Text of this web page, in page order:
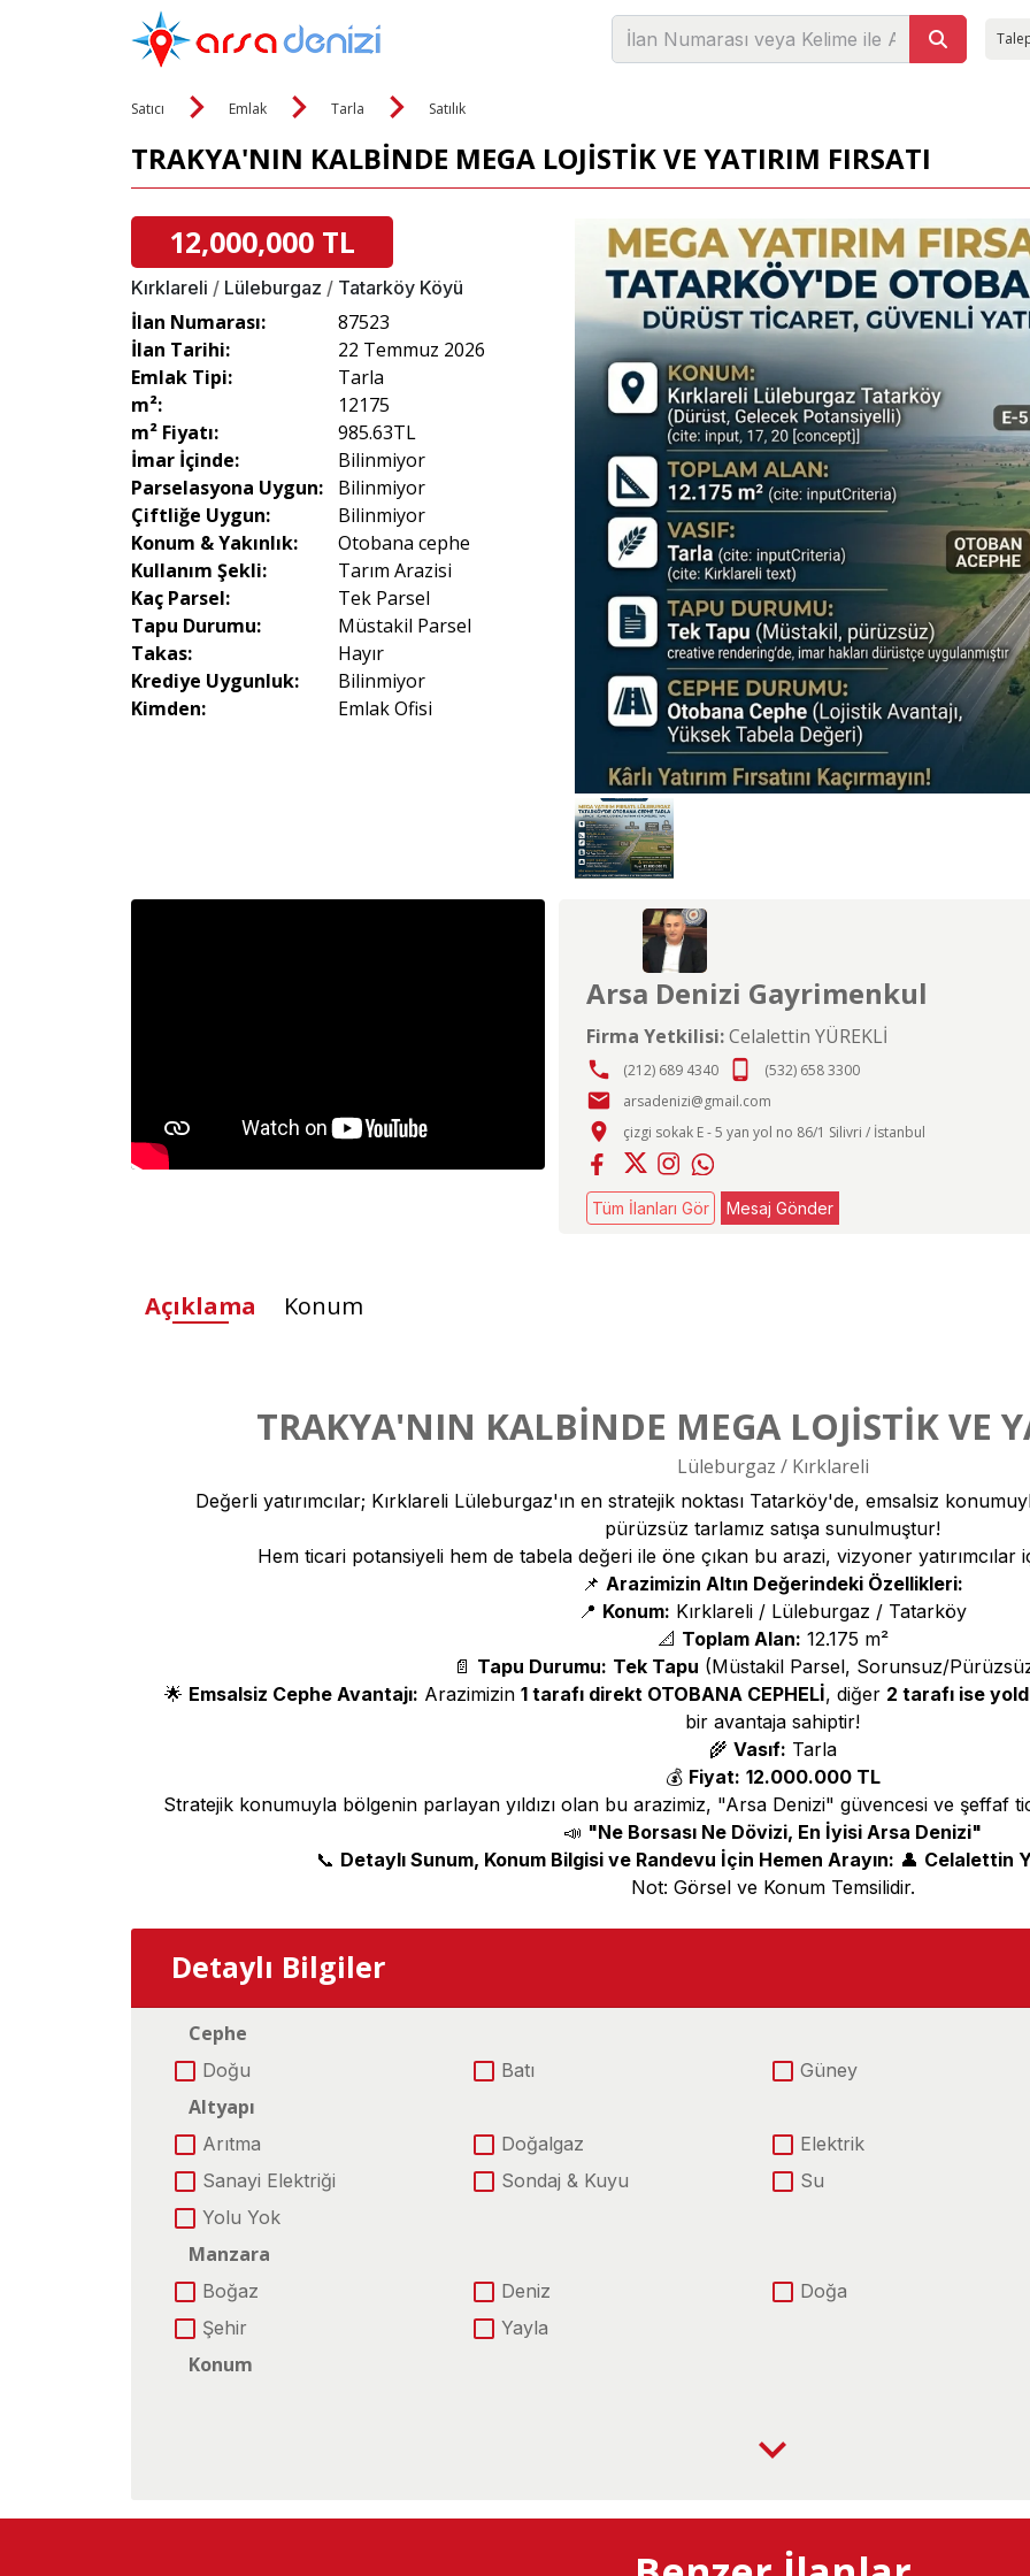
Satıcı Emlak Tarla Satılık
TRAKYA'NIN KALBİNDE MEGA LОJİSTİK VE YATIRIM FIRSATI
12,000,000 TL
Kırklareli / Lüleburgaz / Tatarköy Köyü
İlan Numarası:
87523
İlan Tarihi:
22 Temmuz 2026
Emlak Tipi:
Tarla
m²:
12175
m² Fiyatı:
985.63TL
İmar İçinde:
Bilinmiyor
Parselasyona Uygun:
Bilinmiyor
Çiftliğe Uygun:
Bilinmiyor
Konum & Yakınlık:
Otobana cephe
Kullanım Şekli:
Tarım Arazisi
Kaç Parsel:
Tek Parsel
Tapu Durumu:
Müstakil Parsel
Takas:
Hayır
Krediye Uygunluk:
Bilinmiyor
Kimden:
Emlak Ofisi
Arsa Denizi Gayrimenkul
Firma Yetkilisi:Celalettin YÜREKLİ
phone
(212) 689 4340 phone_android (532) 658 3300
email arsadenizi@gmail.com
place çizgi sokak E - 5 yan yol no 86/1 Silivri / İstanbul
Tüm İlanları Gör Mesaj Gönder
Açıklama Konum
TRAKYA'NIN KALBİNDE MEGA LОJİSTİK VE
Lüleburgaz / Kırklareli
Değerli yatırımcılar; Kırklareli Lüleburgaz'ın en stratejik noktası Tatarköy'de, emsalsiz
pürüzsüz tarlamız satışa sunulmuştur!
Hem ticari potansiyeli hem de tabela değeri ile öne çıkan bu arazi, vizyoner yatırımcılar
📌 Arazimizin Altın Değerindeki Özellikleri:
📍 Konum: Kırklareli / Lüleburgaz / Tatarköy
📐 Toplam Alan: 12.175 m²
📄 Tapu Durumu: Tek Tapu (Müstakil Parsel, Sorunsuz/
🌟 Emsalsiz Cephe Avantajı: Arazimizin 1 tarafı direkt OTOBANA CEPHELİ, diğer 2 tarafı ise
bir avantaja sahiptir!
🌾 Vasıf: Tarla
💰 Fiyat: 12.000.000 TL
Stratejik konumuyla bölgenin parlayan yıldızı olan bu arazimiz, "Arsa Denizi" güvencesi ve şeffaf
📣 "Ne Borsası Ne Dövizi, En İyisi Arsa Denizi"
📞 Detaylı Sunum, Konum Bilgisi ve Randevu İçin Hemen Arayın: 👤 Celalettin
Not: Görsel ve Konum Temsilidir.
Detaylı Bilgiler
Cephe
Doğu Batı Güney
Altyapı
Arıtma Doğalgaz Elektrik
Sanayi Elektriği
Sondaj & Kuyu Su
Yolu Yok
Manzara
Boğaz Deniz Doğa
Şehir
Yayla
Konum